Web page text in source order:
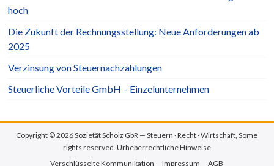
hoch
Die Zukunft der Rechnungsstellung: Neue Anforderungen ab
2025
Verzinsung von Steuernachzahlungen
Steuerliche Vorteile GmbH – Einzelunternehmen
Copyright © 2026 Sozietät Scholz GbR — Steuern · Recht · Wirtschaft, Some
rights reserved. Urheberrechtliche Hinweise
Verschlüsselte Kommunikation
Impressum AGB